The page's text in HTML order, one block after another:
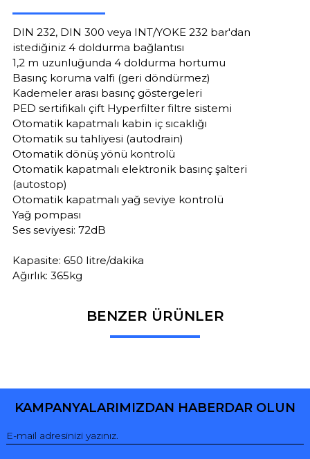
DIN 232, DIN 300 veya INT/YOKE 232 bar'dan
istediğiniz 4 doldurma bağlantısı
1,2 m uzunluğunda 4 doldurma hortumu
Basınç koruma valfi (geri döndürmez)
Kademeler arası basınç göstergeleri
PED sertifikalı çift Hyperfilter filtre sistemi
Otomatik kapatmalı kabin iç sıcaklığı
Otomatik su tahliyesi (autodrain)
Otomatik dönüş yönü kontrolü
Otomatik kapatmalı elektronik basınç şalteri
(autostop)
Otomatik kapatmalı yağ seviye kontrolü
Yağ pompası
Ses seviyesi: 72dB
Kapasite: 650 litre/dakika
Ağırlık: 365kg
BENZER ÜRÜNLER
KAMPANYALARIMIZDAN HABERDAR OLUN